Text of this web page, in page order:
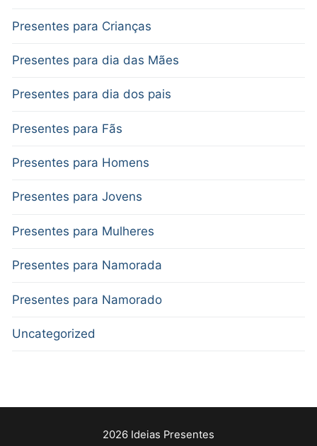
Presentes para Crianças
Presentes para dia das Mães
Presentes para dia dos pais
Presentes para Fãs
Presentes para Homens
Presentes para Jovens
Presentes para Mulheres
Presentes para Namorada
Presentes para Namorado
Uncategorized
2026 Ideias Presentes